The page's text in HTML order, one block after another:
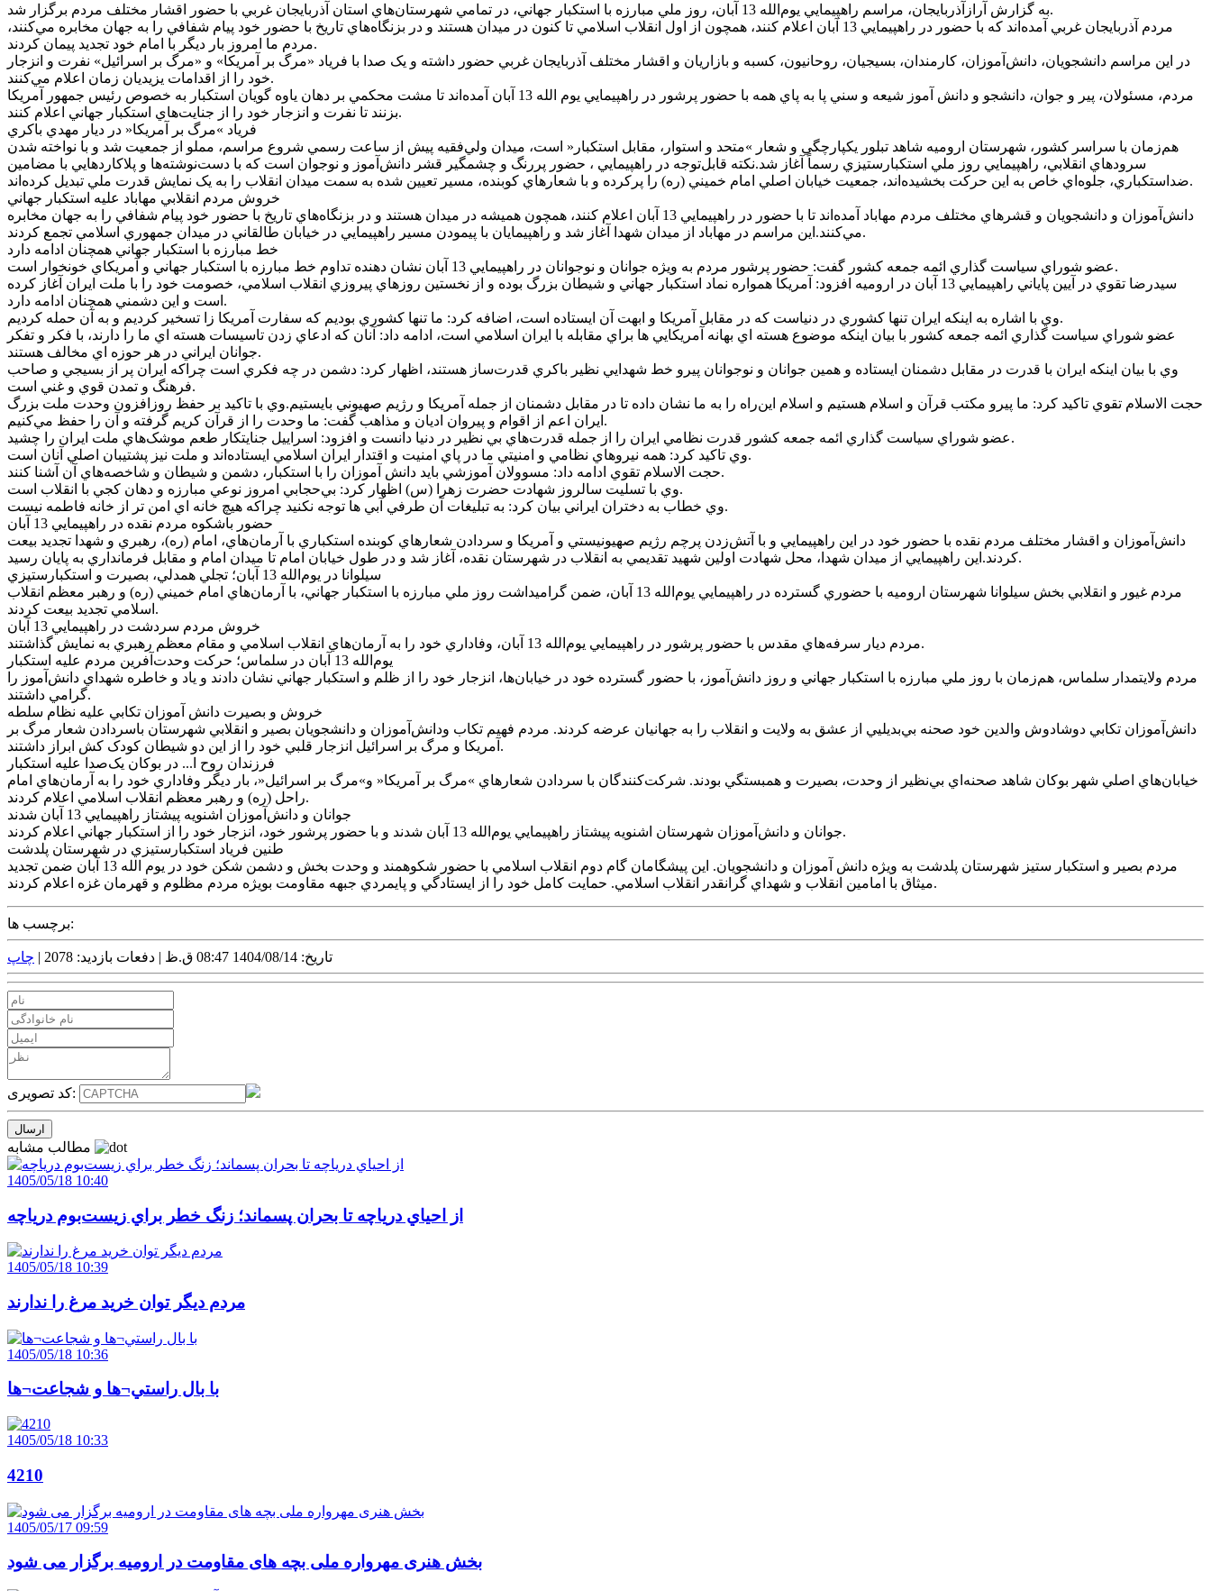
به گزارش آرازآذربايجان، مراسم راهپيمايي يوم‌الله 13 آبان، روز ملي مبارزه با استکبار جهاني، در تمامي شهرستان‌هاي استان آذربايجان غربي با حضور اقشار مختلف مردم برگزار شد.
مردم آذربايجان غربي آمده‌اند که با حضور در راهپيمايي 13 آبان اعلام کنند، همچون از اول انقلاب اسلامي تا کنون در ميدان هستند و در بزنگاه‌هاي تاريخ با حضور خود پيام شفافي را به جهان مخابره مي‌کنند،
مردم ما امروز بار ديگر با امام خود تجديد پيمان کردند.
در اين مراسم دانشجويان، دانش‌آموزان، کارمندان، بسيجيان، روحانيون، کسبه و بازاريان و اقشار مختلف آذربايجان غربي حضور داشته و يک صدا با فرياد «مرگ بر آمريکا» و «مرگ بر اسرائيل» نفرت و انزجار
خود را از اقدامات يزيديان زمان اعلام مي‌کنند.
مردم، مسئولان، پير و جوان، دانشجو و دانش آموز شيعه و سني پا به پاي همه با حضور پرشور در راهپيمايي يوم الله 13 آبان آمده‌اند تا مشت محکمي بر دهان ياوه گويان استکبار به خصوص رئيس جمهور آمريکا
بزنند تا نفرت و انزجار خود را از جنايت‌هاي استکبار جهاني اعلام کنند.
فرياد »مرگ بر آمريکا« در ديار مهدي باکري
هم‌زمان با سراسر کشور، شهرستان اروميه شاهد تبلور يکپارچگي و شعار »متحد و استوار، مقابل استکبار« است، ميدان ولي‌فقيه پيش از ساعت رسمي شروع مراسم، مملو از جمعيت شد و با نواخته شدن
سرودهاي انقلابي، راهپيمايي روز ملي استکبارستيزي رسماً آغاز شد.نکته قابل‌توجه در راهپيمايي ، حضور پررنگ و چشمگير قشر دانش‌آموز و نوجوان است که با دست‌نوشته‌ها و پلاکارد‌هايي با مضامين
ضداستکباري، جلوه‌اي خاص به اين حرکت بخشيده‌اند، جمعيت خيابان اصلي امام خميني (ره) را پرکرده و با شعارهاي کوبنده، مسير تعيين شده به سمت ميدان انقلاب را به يک نمايش قدرت ملي تبديل کرده‌اند.
خروش مردم انقلابي مهاباد عليه استکبار جهاني
دانش‌آموزان و دانشجويان و قشر‌هاي مختلف مردم مهاباد آمده‌اند تا با حضور در راهپيمايي 13 آبان اعلام کنند، همچون هميشه در ميدان هستند و در بزنگاه‌هاي تاريخ با حضور خود پيام شفافي را به جهان مخابره
مي‌کنند.اين مراسم در مهاباد از ميدان شهدا آغاز شد و راهپيمايان با پيمودن مسير راهپيمايي در خيابان طالقاني در ميدان جمهوري اسلامي تجمع کردند.
خط مبارزه با استکبار جهاني همچنان ادامه دارد
عضو شوراي سياست گذاري ائمه جمعه کشور گفت: حضور پرشور مردم به ويژه جوانان و نوجوانان در راهپيمايي 13 آبان نشان دهنده تداوم خط مبارزه با استکبار جهاني و آمريکاي خونخوار است.
سيدرضا تقوي در آيين پاياني راهپيمايي 13 آبان در اروميه افزود: آمريکا همواره نماد استکبار جهاني و شيطان بزرگ بوده و از نخستين روزهاي پيروزي انقلاب اسلامي، خصومت خود را با ملت ايران آغاز کرده
است و اين دشمني همچنان ادامه دارد.
وي با اشاره به اينکه ايران تنها کشوري در دنياست که در مقابل آمريکا و ابهت آن ايستاده است، اضافه کرد: ما تنها کشوري بوديم که سفارت آمريکا زا تسخير کرديم و به آن حمله کرديم.
عضو شوراي سياست گذاري ائمه جمعه کشور با بيان اينکه موضوع هسته اي بهانه آمريکايي ها براي مقابله با ايران اسلامي است، ادامه داد: آنان که ادعاي زدن تاسيسات هسته اي ما را دارند، با فکر و تفکر
جوانان ايراني در هر حوزه اي مخالف هستند.
وي با بيان اينکه ايران با قدرت در مقابل دشمنان ايستاده و همين جوانان و نوجوانان پيرو خط شهدايي نظير باکري قدرت‌ساز هستند، اظهار کرد: دشمن در چه فکري است چراکه ايران پر از بسيجي و صاحب
فرهنگ و تمدن قوي و غني است.
حجت الاسلام تقوي تاکيد کرد: ما پيرو مکتب قرآن و اسلام هستيم و اسلام اين‌راه را به ما نشان داده تا در مقابل دشمنان از جمله آمريکا و رژيم صهيوني بايستيم.وي با تاکيد بر حفظ روزافزون وحدت ملت بزرگ
ايران اعم از اقوام و پيروان اديان و مذاهب گفت: ما وحدت را از قرآن کريم گرفته و آن را حفظ مي‌کنيم.
عضو شوراي سياست گذاري ائمه جمعه کشور قدرت نظامي ايران را از جمله قدرت‌هاي بي نظير در دنيا دانست و افزود: اسراييل جنايتکار طعم موشک‌هاي ملت ايران را چشيد.
وي تاکيد کرد: همه نيروهاي نظامي و امنيتي ما در پاي امنيت و اقتدار ايران اسلامي ايستاده‌اند و ملت نيز پشتيبان اصلي آنان است.
حجت الاسلام تقوي ادامه داد: مسوولان آموزشي بايد دانش آموزان را با استکبار، دشمن و شيطان و شاخصه‌هاي آن آشنا کنند.
وي با تسليت سالروز شهادت حضرت زهرا (س) اظهار کرد: بي‌حجابي امروز نوعي مبارزه و دهان کجي با انقلاب است.
وي خطاب به دختران ايراني بيان کرد: به تبليغات آن طرفي آبي ها توجه نکنيد چراکه هيچ خانه اي امن تر از خانه فاطمه نيست.
حضور باشکوه مردم نقده در راهپيمايي 13 آبان
دانش‌آموزان و اقشار مختلف مردم نقده با حضور خود در اين راهپيمايي و با آتش‌زدن پرچم رژيم صهيونيستي و آمريکا و سردادن شعار‌هاي کوبنده استکباري با آرمان‌هاي، امام (ره)، رهبري و شهدا تجديد بيعت
کردند.اين راهپيمايي از ميدان شهدا، محل شهادت اولين شهيد تقديمي به انقلاب در شهرستان نقده، آغاز شد و در طول خيابان امام تا ميدان امام و مقابل فرمانداري به پايان رسيد.
سيلوانا در يوم‌الله 13 آبان؛ تجلي همدلي، بصيرت و استکبارستيزي
مردم غيور و انقلابي بخش سيلوانا شهرستان اروميه با حضوري گسترده در راهپيمايي يوم‌الله 13 آبان، ضمن گراميداشت روز ملي مبارزه با استکبار جهاني، با آرمان‌هاي امام خميني (ره) و رهبر معظم انقلاب
اسلامي تجديد بيعت کردند.
خروش مردم سردشت در راهپيمايي 13 آبان
مردم ديار سرفه‌هاي مقدس با حضور پرشور در راهپيمايي يوم‌الله 13 آبان، وفاداري خود را به آرمان‌هاي انقلاب اسلامي و مقام معظم رهبري به نمايش گذاشتند.
يوم‌الله 13 آبان در سلماس؛ حرکت وحدت‌آفرين مردم عليه استکبار
مردم ولايتمدار سلماس، هم‌زمان با روز ملي مبارزه با استکبار جهاني و روز دانش‌آموز، با حضور گسترده خود در خيابان‌ها، انزجار خود را از ظلم و استکبار جهاني نشان دادند و ياد و خاطره شهداي دانش‌آموز را
گرامي داشتند.
خروش و بصيرت دانش آموزان تکابي عليه نظام سلطه
دانش‌آموزان تکابي دوشادوش والدين خود صحنه بي‌بديليي از عشق به ولايت و انقلاب را به جهانيان عرضه کردند. مردم فهيم تکاب ودانش‌آموزان و دانشجويان بصير و انقلابي شهرستان باسردادن شعار مرگ بر
آمريکا و مرگ بر اسرائيل انزجار قلبي خود را از اين دو شيطان کودک کش ابراز داشتند.
فرزندان روح ا... در بوکان يک‌صدا عليه استکبار
خيابان‌هاي اصلي شهر بوکان شاهد صحنه‌اي بي‌نظير از وحدت، بصيرت و همبستگي بودند. شرکت‌کنندگان با سردادن شعارهاي »مرگ بر آمريکا« و»مرگ بر اسرائيل«، بار ديگر وفاداري خود را به آرمان‌هاي امام
راحل (ره) و رهبر معظم انقلاب اسلامي اعلام کردند.
جوانان و دانش‌آموزان اشنويه پيشتاز راهپيمايي 13 آبان شدند
جوانان و دانش‌آموزان شهرستان اشنويه پيشتاز راهپيمايي يوم‌الله 13 آبان شدند و با حضور پرشور خود، انزجار خود را از استکبار جهاني اعلام کردند.
طنين فرياد استکبارستيزي در شهرستان پلدشت
مردم بصير و استکبار ستيز شهرستان پلدشت به ويژه دانش آموزان و دانشجويان. اين پيشگامان گام دوم انقلاب اسلامي با حضور شکوهمند و وحدت بخش و دشمن شکن خود در يوم الله 13 آبان ضمن تجديد
ميثاق با امامين انقلاب و شهداي گرانقدر انقلاب اسلامي. حمايت کامل خود را از ايستادگي و پايمردي جبهه مقاومت بويژه مردم مظلوم و قهرمان غزه اعلام کردند.
برچسب ها:
تاریخ: 1404/08/14 08:47 ق.ظ | دفعات بازدید: 2078 | چاپ
کد تصویری:
1405/05/18 10:40
از احياي درياچه تا بحران پسماند؛ زنگ خطر براي زيست‌بوم درياچه
1405/05/18 10:39
مردم ديگر توان خريد مرغ را ندارند
1405/05/18 10:36
با بال راستي¬ها و شجاعت¬ها
1405/05/18 10:33
4210
1405/05/17 09:59
بخش هنری مهرواره ملی بچه های مقاومت در ارومیه برگزار می شود